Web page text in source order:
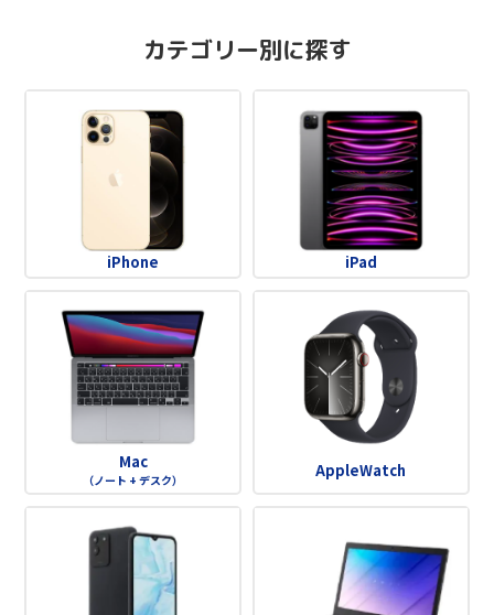
カテゴリー別に探す
iPhone iPad
Mac
（ノート + デスク） AppleWatch